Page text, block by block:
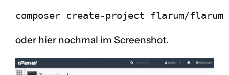
composer create-project flarum/
oder hier nochmal im Screenshot.